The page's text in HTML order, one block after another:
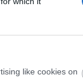
like cookies on